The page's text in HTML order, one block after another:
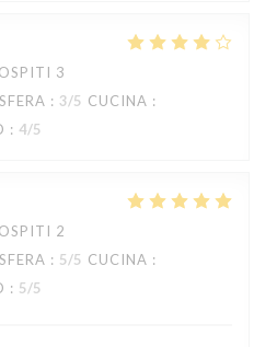
3
: 3/5 CUCINA :
: 4/5
2
: 5/5 CUCINA :
: 5/5